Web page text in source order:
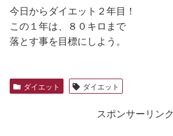
今日からダイエット２年目！
この１年は、８０キロまで
落とす事を目標にしよう。
ダイエット ダイエット
スポンサーリンク